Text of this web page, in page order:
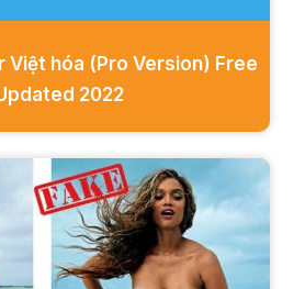
Việt hóa (Pro Version) Free
2022